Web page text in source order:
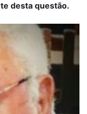
desta questão.